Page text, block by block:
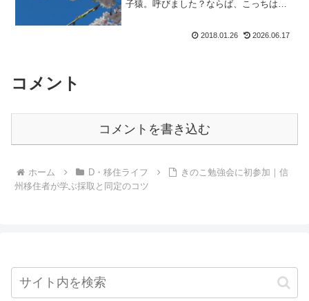
子猿。呼びました？ならば、こっちは汚
時に何言うてますのん。名付けて日光猿
2018.01.26 2026.06.17
コメント
コメントを書き込む
ホーム D・移住ライフ
きのこ勉強会に初参加｜信
州移住者が学ぶ採取と同定のコツ